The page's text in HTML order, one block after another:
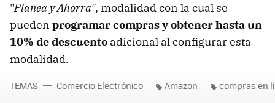
"Planea y Ahorra", modalidad con la cual se
pueden programar compras y obtener hasta un
10% de descuento adicional al configurar esta
modalidad.
TEMAS Comercio Electrónico Amazon compras en